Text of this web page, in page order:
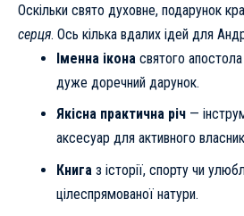
Оскільки свято духовне, подарунок
серця. Ось кілька вдалих ідей для
Іменна іконасвятого апостола
дуже доречний дарунок.
Якісна практична річ—
аксесуар для активного
Книгаз історії, спорту чи
цілеспрямованої натури.